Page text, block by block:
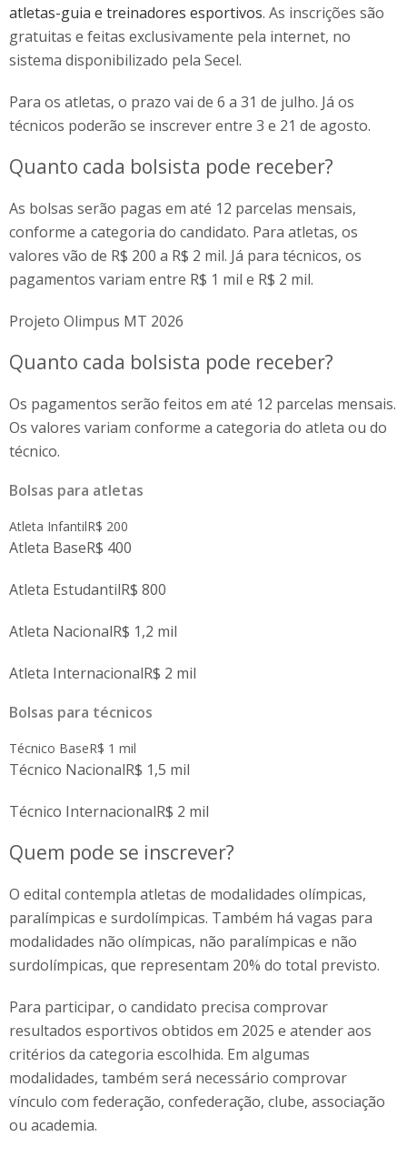
atletas-guia e treinadores esportivos. As inscrições são
gratuitas e feitas exclusivamente pela internet, no
sistema disponibilizado pela Secel.
Para os atletas, o prazo vai de 6 a 31 de julho. Já os
técnicos poderão se inscrever entre 3 e 21 de agosto.
Quanto cada bolsista pode receber?
As bolsas serão pagas em até 12 parcelas mensais,
conforme a categoria do candidato. Para atletas, os
valores vão de R$ 200 a R$ 2 mil. Já para técnicos, os
pagamentos variam entre R$ 1 mil e R$ 2 mil.
Projeto Olimpus MT 2026
Quanto cada bolsista pode receber?
Os pagamentos serão feitos em até 12 parcelas mensais.
Os valores variam conforme a categoria do atleta ou do
técnico.
Bolsas para atletas
Atleta InfantilR$ 200
Atleta BaseR$ 400
Atleta EstudantilR$ 800
Atleta NacionalR$ 1,2 mil
Atleta InternacionalR$ 2 mil
Bolsas para técnicos
Técnico BaseR$ 1 mil
Técnico NacionalR$ 1,5 mil
Técnico InternacionalR$ 2 mil
Quem pode se inscrever?
O edital contempla atletas de modalidades olímpicas,
paralímpicas e surdolímpicas. Também há vagas para
modalidades não olímpicas, não paralímpicas e não
surdolímpicas, que representam 20% do total previsto.
Para participar, o candidato precisa comprovar
resultados esportivos obtidos em 2025 e atender aos
critérios da categoria escolhida. Em algumas
modalidades, também será necessário comprovar
vínculo com federação, confederação, clube, associação
ou academia.